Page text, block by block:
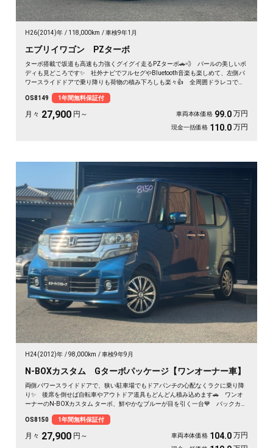
H26(2014)年 118,000km 車検9年1月
エブリイワゴン PZターボ
ターボ搭載で坂道も高速も力強くグイグイ走るPZターボ🚗💨 パールの美しいボ
ディも見どころです✨ 社外ナビでフルセグやBluetooth音楽も楽しめて、左側パ
ワースライドドアで乗り降りも荷物の積み下ろしも楽々👍 全周囲ドラレコで万
27900〜で手が届く一台です🎵 買った後もずっと寄り添う《1年保証付》😊
OS8149 1年間無料保証付
月々 27,900 円～ 車両本体価格 99.0 万円
現金一括価格 110.0 万円
H24(2012)年 98,000km 車検9年9月
N-BOXカスタム Gターボパッケージ【ワンオーナー車】
両側パワースライドドアで、狭い駐車場でもドアパンチの心配なくラクに乗り降
り✨ 後席を倒せば自転車やアウトドア道具もどんどん積み込めます🚗 ワンオ
ーナーのN-BOXカスタム ターボ、鮮やかなブルーが目を引く一台💙 バックカメ
一台で毎日がぐっと身軽になりますよ。クルコン付きで高速移動もゆったり快
適。安心してお乗りいただける《1年保証付》です😊
OS8150 1年間無料保証付
月々 27,900 円～ 車両本体価格 104.0 万円